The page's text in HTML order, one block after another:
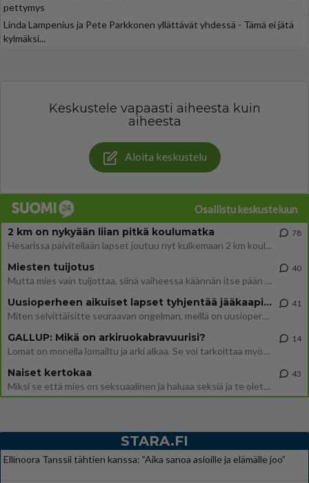
pettymys
Linda Lampenius ja Pete Parkkonen yllättävät yhdessä - Tämä ei jätä
kylmäksi...
Keskustele vapaasti aiheesta kuin
aiheesta
Aloita keskustelu
Osallistu keskusteluun
2 km on nykyään liian pitkä koulumatka
Hesarissa päivitellään lapset joutuu nyt kulkemaan 2 km kouluun jösses. Ruostefillarilla tuo matka menee vaikka miten äk
78
Miesten tuijotus
Mutta mies vain tuijottaa, siinä vaiheessa käännän itse pään pois. Mikä juttu? Yleensä jos joku tuijottaa tai katsoo, hä
40
Uusioperheen aikuiset lapset tyhjentää jääkaapin käydessään
Miten selvittäisitte seuraavan ongelman, meillä on uusioperhe, minulla teini-ikäiset lapset ja puolisolla aikuiset, jotk
41
GALLUP: Mikä on arkiruokabravuurisi?
Lomat on monella lomailtu ja arki alkaa. Se voi tarkoittaa myös sitä, että grillailut on grillattu ja palataan arjen ruo
14
Naiset kertokaa
Miksi se että mies on seksuaalinen ja haluaa seksiä ja te olette hänen mielestänne haluttava on vastenmielistä? Mikä sii
43
STARA.FI
Ellinoora Tanssii tähtien kanssa: ”Aika sanoa asioille ja elämälle joo”